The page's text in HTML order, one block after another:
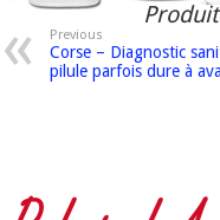
Previous
Corse – Diagnostic
pilule parfois dure à